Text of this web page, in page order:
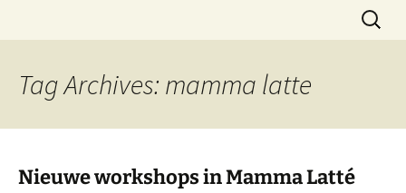
Search
for:
Tag Archives: mamma latte
Nieuwe workshops in Mamma Latté